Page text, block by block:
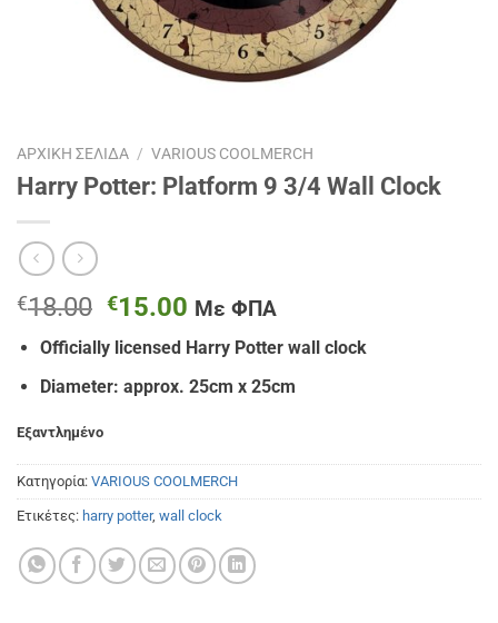
ΑΡΧΙΚΉ ΣΕΛΊΔΑ / VARIOUS COOLMERCH
Harry Potter: Platform 9 3/4 Wall Clock
€18.00 Original
price
was:
€18.00.
€15.00 Η
τρέχουσα
τιμή
είναι:
Με ΦΠΑ
Officially licensed Harry Potter wall clock
Diameter: approx. 25cm x 25cm
Εξαντλημένο
Κατηγορία: VARIOUS COOLMERCH
Ετικέτες: harry potter, wall clock